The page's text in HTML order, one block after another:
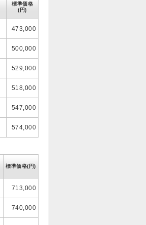
標準価格
(円)
473,000
500,000
529,000
518,000
547,000
574,000
標準価格(円)
713,000
740,000